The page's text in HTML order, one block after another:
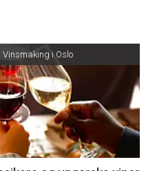
Vinsmaking i Oslo